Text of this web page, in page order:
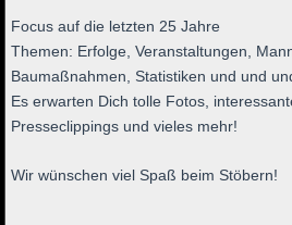
Focus auf die letzten 25 Jahre
Themen: Erfolge, Veranstaltungen,
Baumaßnahmen, Statistiken und und
Es erwarten Dich tolle Fotos,
Presseclippings und vieles mehr!
Wir wünschen viel Spaß beim Stöbern!